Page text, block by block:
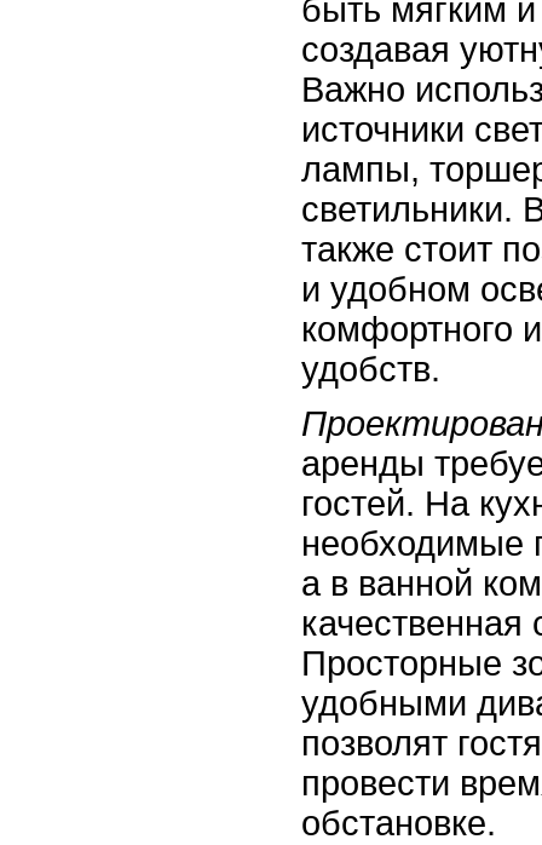
быть мягким
создавая
Важно
источники
лампы,
светильники.
также стоит
и удобном
комфортного
удобств.
аренды
гостей. На
необходимые
а в ванной
качественная
Просторные
удобными
позволят
провести
обстановке.